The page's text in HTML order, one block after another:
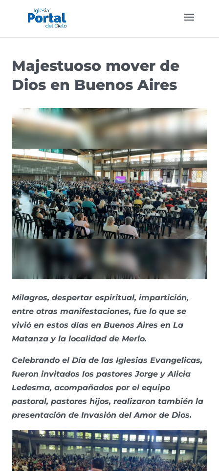
Majestuoso mover de
Dios en Buenos Aires
Milagros, despertar espiritual, impartición,
entre otras manifestaciones, fue lo que se
vivió en estos días en Buenos Aires en La
Matanza y la localidad de Merlo.
Celebrando el Día de las Iglesias Evangelicas,
fueron invitados los pastores Jorge y Alicia
Ledesma, acompañados por el equipo
pastoral, pastores hijos, realizaron también la
presentación de Invasión del Amor de Dios.